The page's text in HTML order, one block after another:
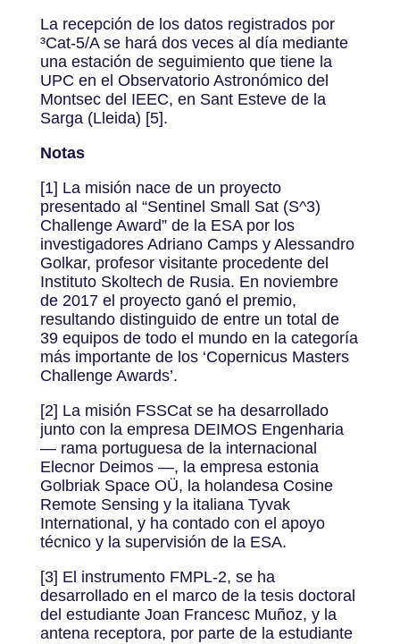
La recepción de los datos registrados por
³Cat-5/A se hará dos veces al día mediante
una estación de seguimiento que tiene la
UPC en el Observatorio Astronómico del
Montsec del IEEC, en Sant Esteve de la
Sarga (Lleida) [5].
Notas
[1] La misión nace de un proyecto
presentado al “Sentinel Small Sat (S^3)
Challenge Award” de la ESA por los
investigadores Adriano Camps y Alessandro
Golkar, profesor visitante procedente del
Instituto Skoltech de Rusia. En noviembre
de 2017 el proyecto ganó el premio,
resultando distinguido de entre un total de
39 equipos de todo el mundo en la categoría
más importante de los ‘Copernicus Masters
Challenge Awards’.
[2] La misión FSSCat se ha desarrollado
junto con la empresa DEIMOS Engenharia
— rama portuguesa de la internacional
Elecnor Deimos —, la empresa estonia
Golbriak Space OÜ, la holandesa Cosine
Remote Sensing y la italiana Tyvak
International, y ha contado con el apoyo
técnico y la supervisión de la ESA.
[3] El instrumento FMPL-2, se ha
desarrollado en el marco de la tesis doctoral
del estudiante Joan Francesc Muñoz, y la
antena receptora, por parte de la estudiante